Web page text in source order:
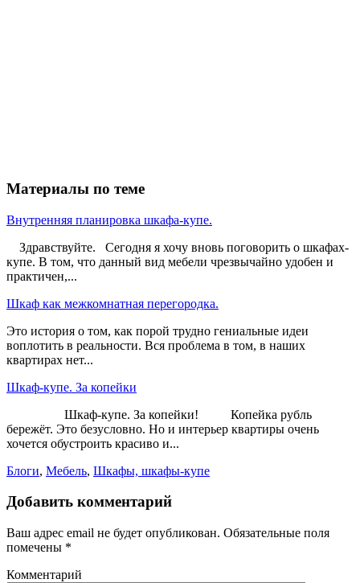
Материалы по теме
Внутренняя планировка шкафа-купе.
Здравствуйте. Сегодня я хочу вновь поговорить о шкафах-
купе. В том, что данный вид мебели чрезвычайно удобен и
практичен,...
Шкаф как межкомнатная перегородка.
Это история о том, как порой трудно гениальные идеи
воплотить в реальности. Вся проблема в том, в наших
квартирах нет...
Шкаф-купе. За копейки
Шкаф-купе. За копейки! Копейка рубль
бережёт. Это безусловно. Но и интерьер квартиры очень
хочется обустроить красиво и...
Блоги, Мебель, Шкафы, шкафы-купе
Добавить комментарий
Ваш адрес email не будет опубликован. Обязательные поля
помечены *
Комментарий